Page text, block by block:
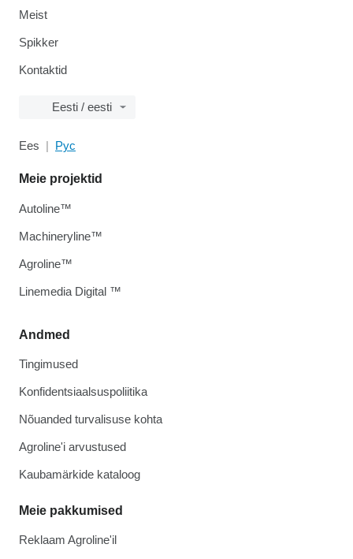
Meist
Spikker
Kontaktid
Eesti / eesti
Ees Рус
Andmed
Tingimused
Konfidentsiaalsuspoliitika
Nõuanded turvalisuse kohta
Agroline'i arvustused
Kaubamärkide kataloog
Meie pakkumised
Reklaam Agroline'il
Meie projektid
Autoline™
Machineryline™
Agroline™
Linemedia Digital ™